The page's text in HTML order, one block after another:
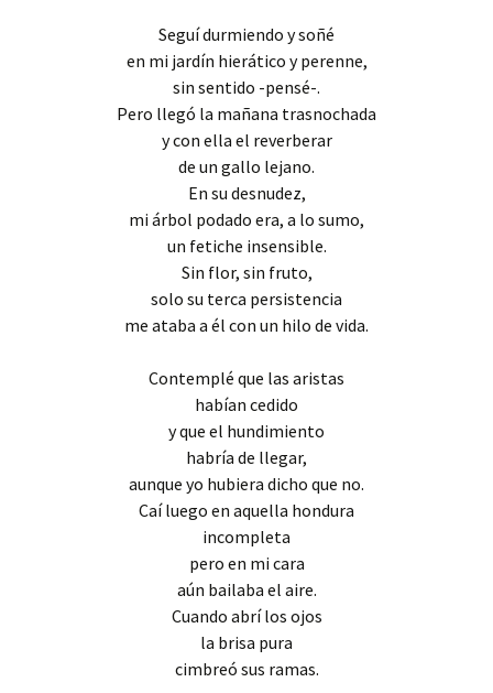
Seguí durmiendo y soñé
en mi jardín hierático y perenne,
sin sentido -pensé-.
Pero llegó la mañana trasnochada
y con ella el reverberar
de un gallo lejano.
En su desnudez,
mi árbol podado era, a lo sumo,
un fetiche insensible.
Sin flor, sin fruto,
solo su terca persistencia
me ataba a él con un hilo de vida.
Contemplé que las aristas
habían cedido
y que el hundimiento
habría de llegar,
aunque yo hubiera dicho que no.
Caí luego en aquella hondura
incompleta
pero en mi cara
aún bailaba el aire.
Cuando abrí los ojos
la brisa pura
cimbreó sus ramas.